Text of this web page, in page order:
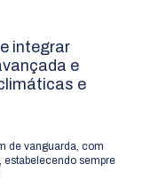
integrar
e
e
de vanguarda, com
sempre